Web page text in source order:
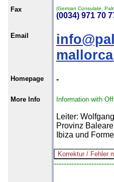
Fax (German Consulate,
(0034) 971 70
Email
Homepage -
More Info Information with
Leiter:
Provinz
Ibiza und